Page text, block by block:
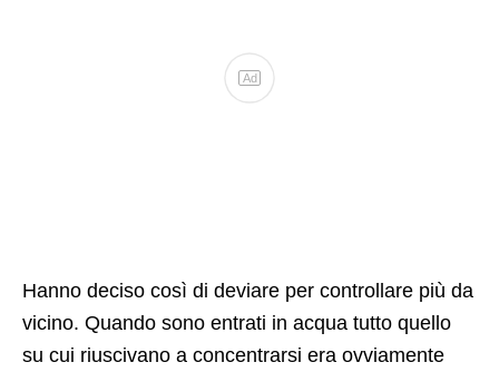
Ad
Hanno deciso così di deviare per controllare più da
vicino. Quando sono entrati in acqua tutto quello
su cui riuscivano a concentrarsi era ovviamente